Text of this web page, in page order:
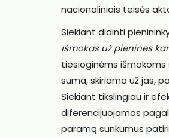
nacionaliniais teisės
Siekiant didinti
išmokas už pienines
tiesioginėms
suma, skiriama už jas,
Siekiant tikslingiau ir
diferencijuojamos
paramą sunkumus